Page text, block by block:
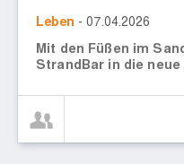
Leben - 07.04.2026
Mit den Füßen im
StrandBar in die